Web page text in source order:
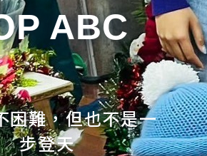
ABC
困難，但也不是一
步登天